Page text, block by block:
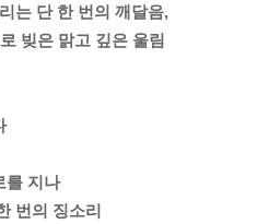
는 단 한 번의 깨달음,
빚은 맑고 깊은 울림
를 지나
번의 징소리